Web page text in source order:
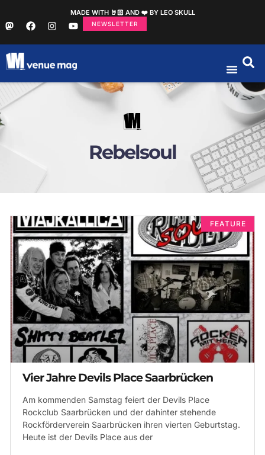
MADE WITH 🤘🏻 AND ❤️ BY LEO SKULL
NEWSLETTER
Rebelsoul
FEATURE
Vier Jahre Devils Place Saarbrücken
Am kommenden Samstag feiert der Devils Place
Rockclub Saarbrücken und der dahinter stehende
Rockförderverein Saarbrücken ihren vierten Geburtstag.
Heute ist der Devils Place aus der